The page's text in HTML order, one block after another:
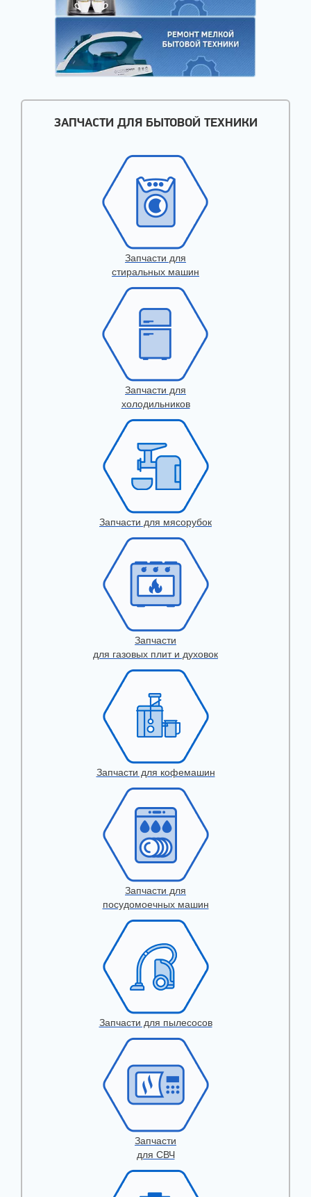
ЗАПЧАСТИ ДЛЯ БЫТОВОЙ ТЕХНИКИ
Запчасти для
стиральных машин
Запчасти для
холодильников
Запчасти для мясорубок
Запчасти
для газовых плит и духовок
Запчасти для кофемашин
Запчасти для
посудомоечных машин
Запчасти для пылесосов
Запчасти
для СВЧ